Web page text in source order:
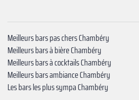
Meilleurs bars pas chers Chambéry
Meilleurs bars à bière Chambéry
Meilleurs bars à cocktails Chambéry
Meilleurs bars ambiance Chambéry
Les bars les plus sympa Chambéry